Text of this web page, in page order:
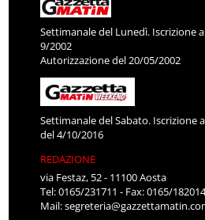
Settimanale del Lunedì. Iscrizione
9/2002
Autorizzazione del 20/05/2002
Settimanale del Sabato. Iscrizione
del 4/10/2016
REDAZIONE
via Festaz, 52 - 11100 Aosta
Tel: 0165/231711 - Fax: 0165/
Mail: